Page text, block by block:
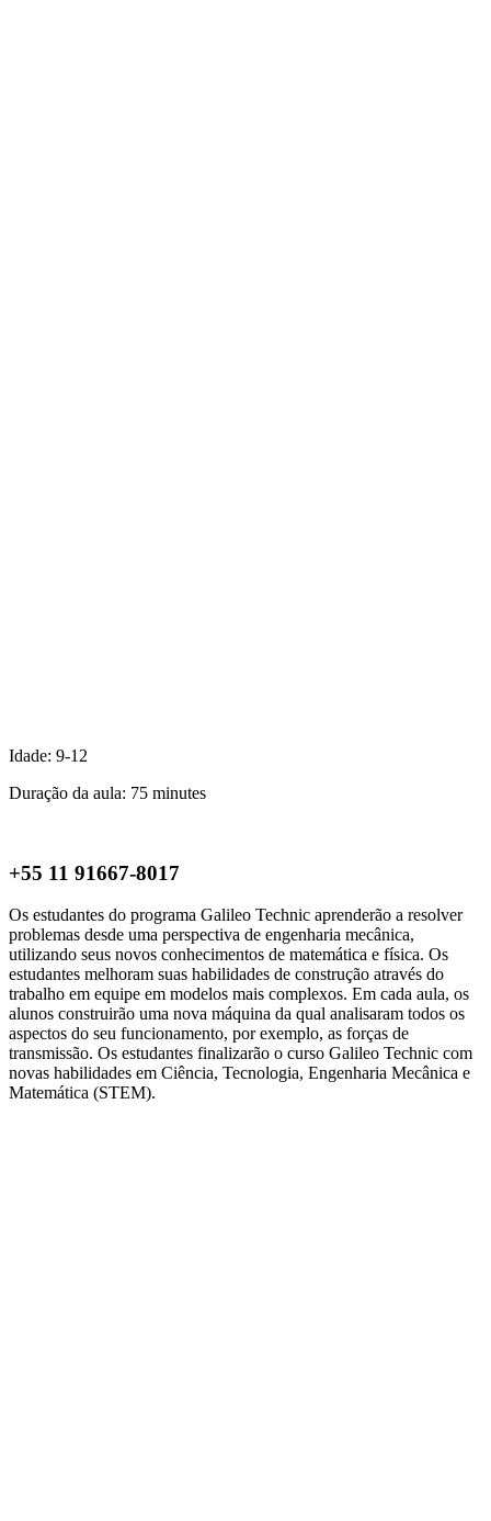
Idade: 9-12
Duração da aula: 75 minutes
+55 11 91667-8017
Os estudantes do programa Galileo Technic aprenderão a resolver
problemas desde uma perspectiva de engenharia mecânica,
utilizando seus novos conhecimentos de matemática e física. Os
estudantes melhoram suas habilidades de construção através do
trabalho em equipe em modelos mais complexos. Em cada aula, os
alunos construirão uma nova máquina da qual analisaram todos os
aspectos do seu funcionamento, por exemplo, as forças de
transmissão. Os estudantes finalizarão o curso Galileo Technic com
novas habilidades em Ciência, Tecnologia, Engenharia Mecânica e
Matemática (STEM).